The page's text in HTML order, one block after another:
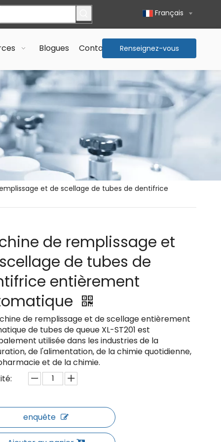
Français
Blogues Contactez-nousRenseignez-vous
maintenant >>
et de scellage de tubes de dentifrice
de remplissage et
de tubes de
entièrement
de remplissage et de scellage entièrement
de tubes de queue XL-ST201 est
utilisée dans les industries de la
de l'alimentation, de la chimie quotidienne,
et de la chimie.
enquête